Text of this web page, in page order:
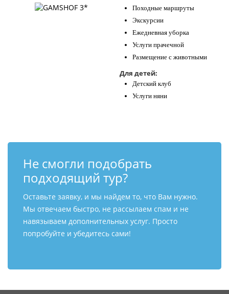
Походные маршруты
Экскурсии
Ежедневная уборка
Услуги прачечной
Размещение с животными
Для детей:
Детский клуб
Услуги няни
Не смогли подобрать
подходящий тур?
Оставьте заявку, и мы найдем то, что Вам нужно.
Мы отвечаем быстро, не рассылаем спам и не
навязываем дополнительных услуг. Просто
попробуйте и убедитесь сами!